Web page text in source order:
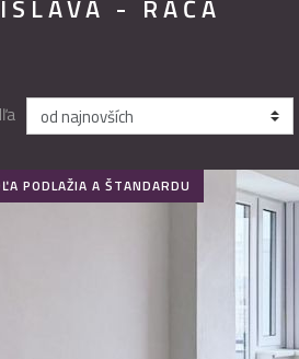
- RAČA
PODLAŽIA A ŠTANDARDU